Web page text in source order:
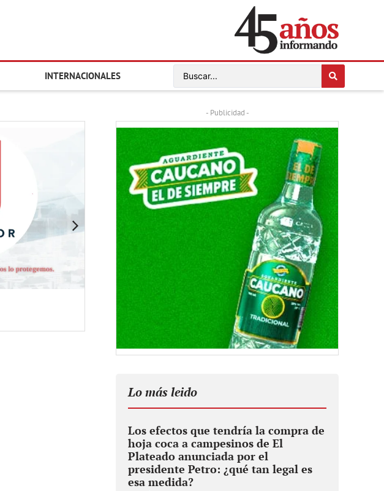
INTERNACIONALES
- Publicidad -
Lo más leido
Los efectos que tendría la compra de
hoja coca a campesinos de El
Plateado anunciada por el
presidente Petro: ¿qué tan legal es
esa medida?